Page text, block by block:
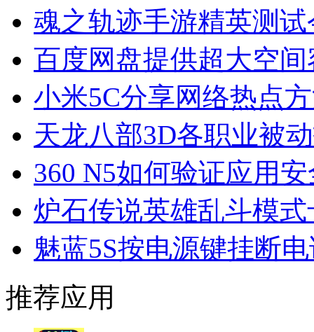
魂之轨迹手游精英测
百度网盘提供超大空
小米5C分享网络热点
天龙八部3D各职业被
360 N5如何验证应用
炉石传说英雄乱斗模
魅蓝5S按电源键挂断
推荐应用